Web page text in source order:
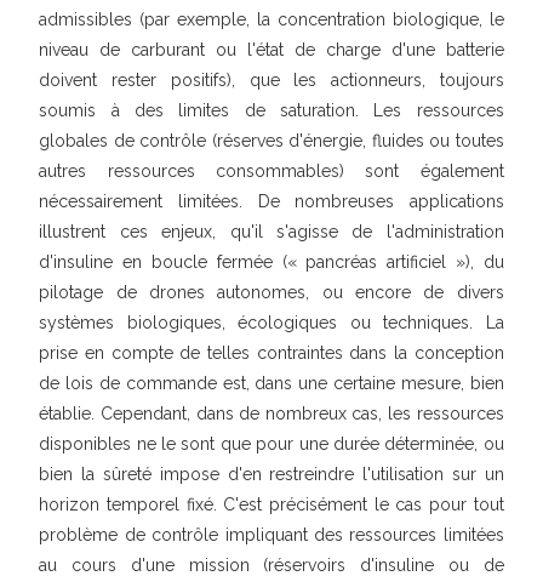
admissibles (par exemple, la concentration biologique, le
niveau de carburant ou l'état de charge d'une batterie
doivent rester positifs), que les actionneurs, toujours
soumis à des limites de saturation. Les ressources
globales de contrôle (réserves d'énergie, fluides ou toutes
autres ressources consommables) sont également
nécessairement limitées. De nombreuses applications
illustrent ces enjeux, qu'il s'agisse de l'administration
d'insuline en boucle fermée (« pancréas artificiel »), du
pilotage de drones autonomes, ou encore de divers
systèmes biologiques, écologiques ou techniques. La
prise en compte de telles contraintes dans la conception
de lois de commande est, dans une certaine mesure, bien
établie. Cependant, dans de nombreux cas, les ressources
disponibles ne le sont que pour une durée déterminée, ou
bien la sûreté impose d'en restreindre l'utilisation sur un
horizon temporel fixé. C'est précisément le cas pour tout
problème de contrôle impliquant des ressources limitées
au cours d'une mission (réservoirs d'insuline ou de